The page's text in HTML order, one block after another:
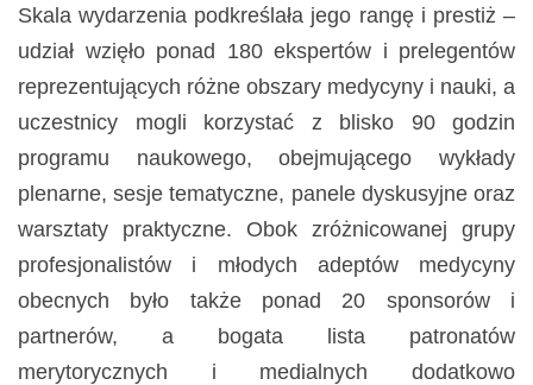
Skala wydarzenia podkreślała jego rangę i prestiż –
udział wzięło ponad 180 ekspertów i prelegentów
reprezentujących różne obszary medycyny i nauki, a
uczestnicy mogli korzystać z blisko 90 godzin
programu naukowego, obejmującego wykłady
plenarne, sesje tematyczne, panele dyskusyjne oraz
warsztaty praktyczne. Obok zróżnicowanej grupy
profesjonalistów i młodych adeptów medycyny
obecnych było także ponad 20 sponsorów i
partnerów, a bogata lista patronatów
merytorycznych i medialnych dodatkowo